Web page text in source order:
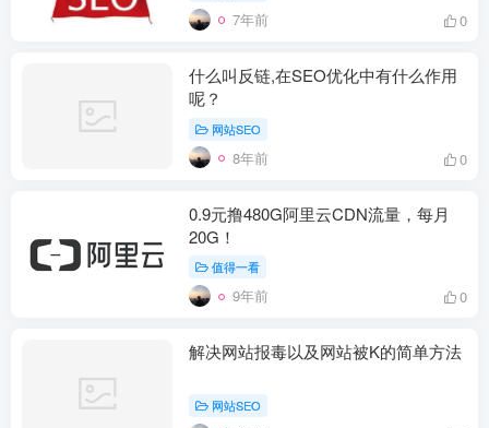
7年前 0
什么叫反链,在SEO优化中有什么作用
呢？
网站SEO
8年前 0
0.9元撸480G阿里云CDN流量，每月
20G！
值得一看
9年前 0
解决网站报毒以及网站被K的简单方法
网站SEO